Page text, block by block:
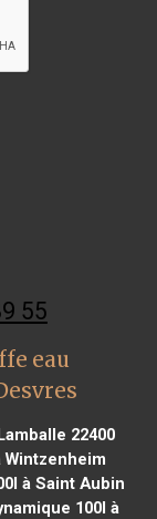
55
eau
22400
à Saint Aubin
100l à